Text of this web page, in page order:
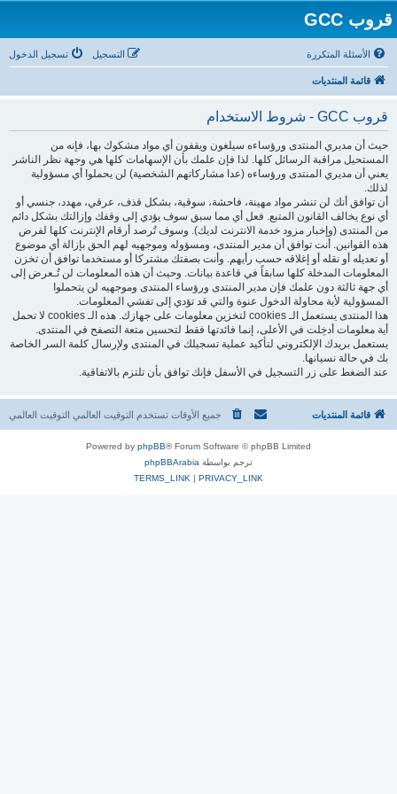
قروب GCC
الأسئلة المتكررة تسجيل الدخول التسجيل
قائمة المنتديات
قروب GCC - شروط الاستخدام
حيث أن مديري المنتدى ورؤساءه سيلغون ويقفون أي مواد مشكوك بها، فإنه من
المستحيل مراقبة الرسائل كلها. لذا فإن علمك بأن الإسهامات كلها هي وجهة نظر الناشر
يعني أن مديري المنتدى ورؤساءه (عدا مشاركاتهم الشخصية) لن يحملوا أي مسؤولية
لذلك.
أن توافق أنك لن تنشر مواد مهينة، فاحشة، سوقية، بشكل قذف، عرقي، مهدد، جنسي أو
أي نوع يخالف القانون المتبع. فعل أي مما سبق سوف يؤدي إلى وقفك وإزالتك بشكل دائم
من المنتدى (وإخبار مزود خدمة الانترنت لديك). وسوف تُرصد أرقام الإنترنت كلها لفرض
هذه القوانين. أنت توافق أن مدير المنتدى، ومسؤوله وموجهيه لهم الحق بإزالة أي موضوع
أو تعديله أو نقله أو إغلاقه حسب رأيهم. وأنت بصفتك مشتركا أو مستخدما توافق أن تخزن
المعلومات المدخلة كلها سابقاً في قاعدة بيانات. وحيث أن هذه المعلومات لن تُـعرض إلى
أي جهة ثالثة دون علمك فإن مدير المنتدى ورؤساء المنتدى وموجهيه لن يتحملوا
المسؤولية لأية محاولة الدخول عنوة والتي قد تؤدي إلى تفشي المعلومات.
هذا المنتدى يستعمل الـ cookies لتخزين معلومات على جهازك. هذه الـ cookies لا تحمل
أية معلومات أدخِلت في الأعلى، إنما فائدتها فقط لتحسين متعة التصفح في المنتدى.
يستعمل بريدك الإلكتروني لتأكيد عملية تسجيلك في المنتدى ولإرسال كلمة السر الخاصة
بك في حالة نسيانها.
عند الضغط على زر التسجيل في الأسفل فإنك توافق بأن تلتزم بالاتفاقية.
قائمة المنتديات جميع الأوقات تستخدم التوقيت العالمي التوقيت العالمي
Powered by phpBB® Forum Software © phpBB Limited
ترجم بواسطة phpBBArabia
PRIVACY_LINK
|
TERMS_LINK